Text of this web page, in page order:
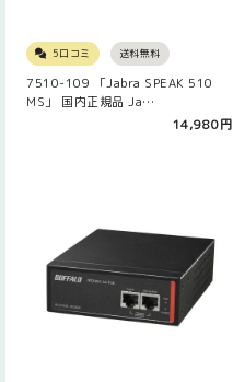
5口コミ 送料無料
7510-109 「Jabra SPEAK 510
MS」 国内正規品 Ja…
14,980円